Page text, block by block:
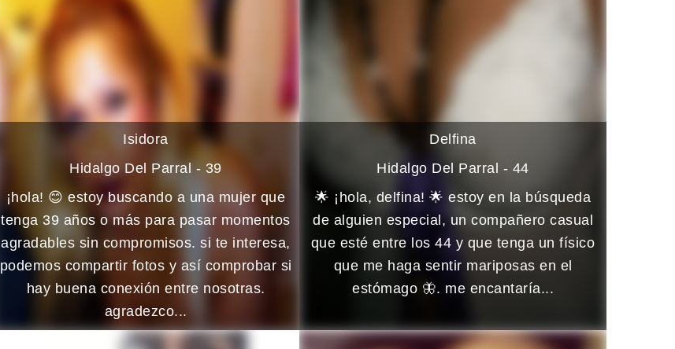
Isidora
Hidalgo Del Parral - 39
¡hola! 😊 estoy buscando a una mujer que
tenga 39 años o más para pasar momentos
agradables sin compromisos. si te interesa,
podemos compartir fotos y así comprobar si
hay buena conexión entre nosotras.
agradezco...
Delfina
Hidalgo Del Parral - 44
🌟 ¡hola, delfina! 🌟 estoy en la búsqueda
de alguien especial, un compañero casual
que esté entre los 44 y que tenga un físico
que me haga sentir mariposas en el
estómago 🦋. me encantaría...